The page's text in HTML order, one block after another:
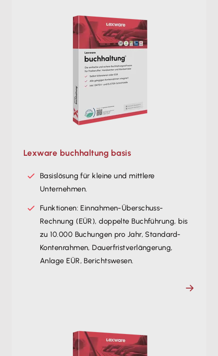
Lexware buchhaltung basis
Basislösung für kleine und mittlere
Unternehmen.
Funktionen: Einnahmen-Überschuss-
Rechnung (EÜR), doppelte Buchführung, bis
zu 10.000 Buchungen pro Jahr, Standard-
Kontenrahmen, Dauerfristverlängerung,
Anlage EÜR, Berichtswesen.